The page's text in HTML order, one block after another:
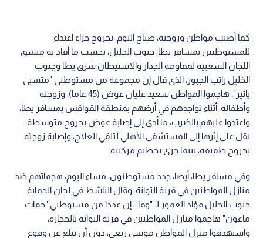
كما أصيب مواطن وزوجته، صباح اليوم، بجروح جراء اعتداء
للمستوطنين بمسافر يطا، جنوب الخليل، بحسب ما أفاد به منسق
اللجان الشعبية لمقاومة الجدار والاستيطان شرق يطا وجنوب
الخليل راتب الجبور، الذي قال إن مجموعة من مستوطني "متسبي
يائير"، هاجموا المواطن سعيد عليان عوض (45 عاما)، وزوجته
وأطفاله، أثناء تواجدهم في أرضهم بمنطقة القواقس بمسافر يطا،
واعتدوا عليهم بالضرب، ما أدى إلى إصابة عوض بجروح متوسطة،
نقل على إثرها إلى المستشفى الأهلي لتلقي العلاج، وإصابة زوجته
بجروح طفيفة، بينما جرى تحطيم مركبته.
وفي مسافر يطا، أيضا، جدد مستوطنون، مساء اليوم، هجماتهم ضد
منازل المواطنين في قرية التوانة. وقال الناشط في لجان الحماية
جنوب الخليل فؤاد العمور لــ"وفا"، إن عددا من مستوطني "حفات
ماعون" هاجموا منازل المواطنين في قرية التوانة بالحجارة،
واستهدفوا منزل المواطن موسى ربعي، دون أن يبلغ عن وقوع